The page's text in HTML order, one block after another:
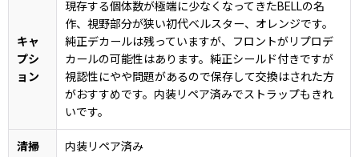
キャ
プシ
ョン
現存する個体数が極端に少なくなってきたBELLの名
作、視野部分が狭い初代ベルスター、オレンジです。
純正デカールは残っていますが、フロントがリプロデ
カールの可能性はあります。純正シールド付きですが
視認性にやや問題があるので保存して交換はされた方
がおすすめです。内装リペア済みでストラップもきれ
いです。
清掃
内装リペア済み